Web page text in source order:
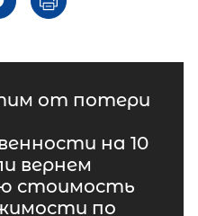
от потери
на 10
вернем
стоимость
по